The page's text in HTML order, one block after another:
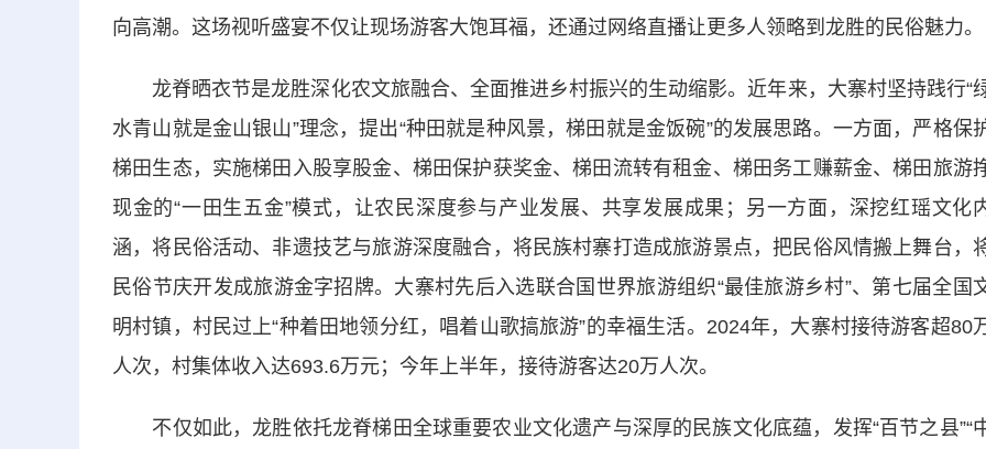
向高潮。这场视听盛宴不仅让现场游客大饱耳福，还通过网络直播让更多人领略到龙胜的民俗魅力。
龙脊晒衣节是龙胜深化农文旅融合、全面推进乡村振兴的生动缩影。近年来，大寨村坚持践行“
水青山就是金山银山”理念，提出“种田就是种风景，梯田就是金饭碗”的发展思路。一方面，严格保
梯田生态，实施梯田入股享股金、梯田保护获奖金、梯田流转有租金、梯田务工赚薪金、梯田旅游
现金的“一田生五金”模式，让农民深度参与产业发展、共享发展成果；另一方面，深挖红瑶文化
涵，将民俗活动、非遗技艺与旅游深度融合，将民族村寨打造成旅游景点，把民俗风情搬上舞台，
民俗节庆开发成旅游金字招牌。大寨村先后入选联合国世界旅游组织“最佳旅游乡村”、第七届全国
明村镇，村民过上“种着田地领分红，唱着山歌搞旅游”的幸福生活。2024年，大寨村接待游客超80
人次，村集体收入达693.6万元；今年上半年，接待游客达20万人次。
不仅如此，龙胜依托龙脊梯田全球重要农业文化遗产与深厚的民族文化底蕴，发挥“百节之县”“